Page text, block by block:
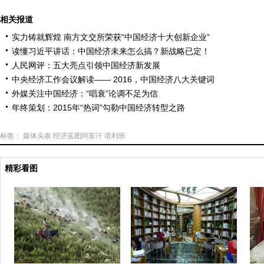
相关报道
实力铸就辉煌 南方文交所荣获“中国经济十大创新企业”
读懂习近平讲话：中国经济未来怎么搞？新战略已定！
人民网评：五大亮点引领中国经济新发展
中央经济工作会议解读—— 2016，中国经济八大关键词
外媒关注中国经济：“唱衰”论调不足为信
年终策划：2015年“热词”勾勒中国经济转型之路
标签： 媒体头条 经济蓝图阿富汗 塔利班
精彩看图